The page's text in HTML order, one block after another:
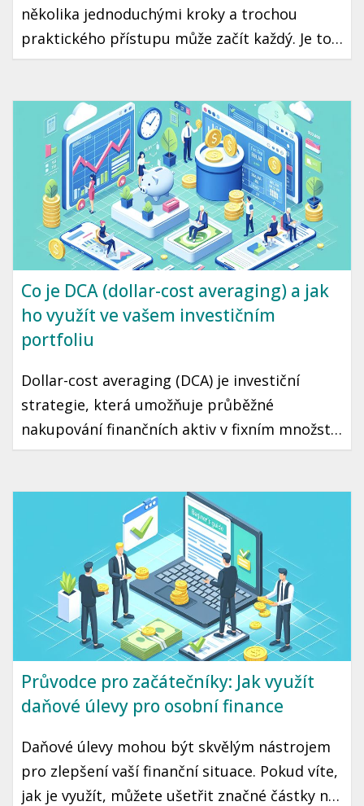
několika jednoduchými kroky a trochou
praktického přístupu může začít každý. Je to
cesta ke klidné a stabilní budoucnosti, kde
Připravili jsme pro vás průvodce, který vám
pomůže začít se zdravým finančním
plánováním.
Co je DCA (dollar-cost averaging) a jak
ho využít ve vašem investičním
portfoliu
Dollar-cost averaging (DCA) je investiční
strategie, která umožňuje průběžné
nakupování finančních aktiv v fixním množství
bez ohledu na aktuální cenu. Díky tomuto
špatného načasování a přehřátí trhu. Tento
článek vás seznámí s tím, jak DCA funguje a
jak ho využít ve vaší vlastní investiční
strategii.
Průvodce pro začátečníky: Jak využít
daňové úlevy pro osobní finance
Daňové úlevy mohou být skvělým nástrojem
pro zlepšení vaší finanční situace. Pokud víte,
jak je využít, můžete ušetřit značné částky na